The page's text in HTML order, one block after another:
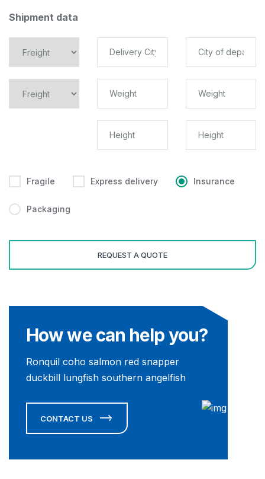
Shipment data
Fragile Express delivery Insurance
Packaging
How we can help you?
Ronquil coho salmon red snapper
duckbill lungfish southern angelfish
CONTACT US